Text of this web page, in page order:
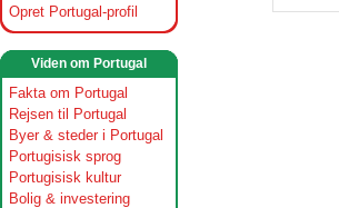
Opret Portugal-profil
Viden om Portugal
Fakta om Portugal
Rejsen til Portugal
Byer & steder i Portugal
Portugisisk sprog
Portugisisk kultur
Bolig & investering